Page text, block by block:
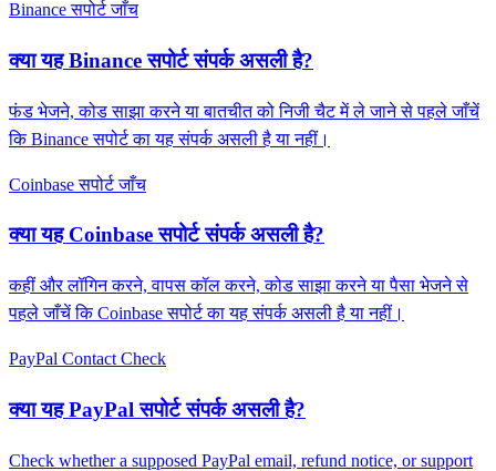
Binance सपोर्ट जाँच
क्या यह Binance सपोर्ट संपर्क असली है?
फंड भेजने, कोड साझा करने या बातचीत को निजी चैट में ले जाने से पहले जाँचें
कि Binance सपोर्ट का यह संपर्क असली है या नहीं।
Coinbase सपोर्ट जाँच
क्या यह Coinbase सपोर्ट संपर्क असली है?
कहीं और लॉगिन करने, वापस कॉल करने, कोड साझा करने या पैसा भेजने से
पहले जाँचें कि Coinbase सपोर्ट का यह संपर्क असली है या नहीं।
PayPal Contact Check
क्या यह PayPal सपोर्ट संपर्क असली है?
Check whether a supposed PayPal email, refund notice, or support